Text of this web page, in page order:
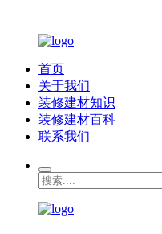
首页
关于我们
装修建材知识
装修建材百科
联系我们